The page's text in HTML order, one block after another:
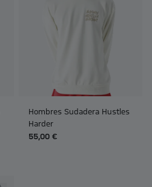
Hombres Sudadera Hustles
Harder
55,00 €